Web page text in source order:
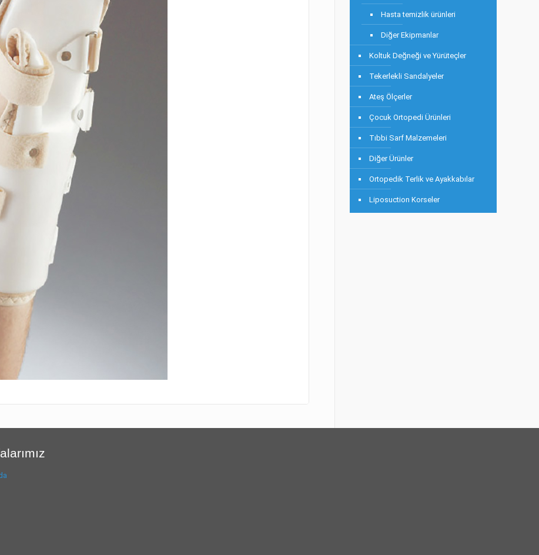
Hasta temizlik ürünleri
Diğer Ekipmanlar
Koltuk Değneği ve Yürüteçler
Tekerlekli Sandalyeler
Ateş Ölçerler
Çocuk Ortopedi Ürünleri
Tıbbi Sarf Malzemeleri
Diğer Ürünler
Ortopedik Terlik ve Ayakkabılar
Liposuction Korseler